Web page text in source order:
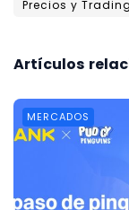
Precios y Trading
Artículos
MERCADOS